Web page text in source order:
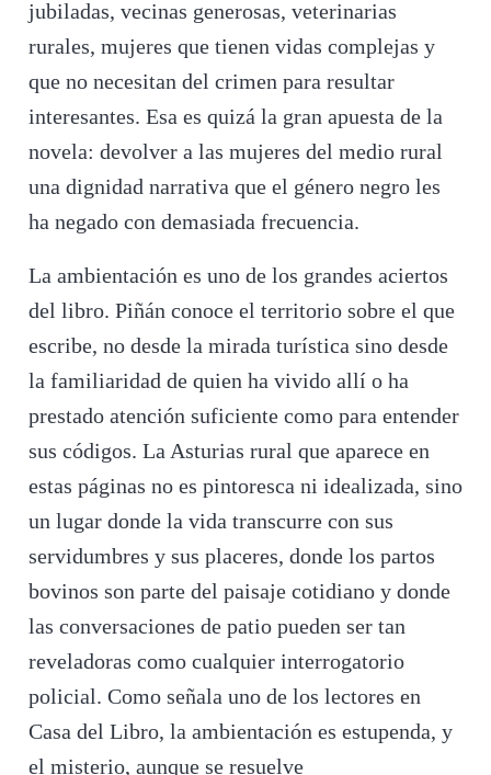
jubiladas, vecinas generosas, veterinarias
rurales, mujeres que tienen vidas complejas y
que no necesitan del crimen para resultar
interesantes. Esa es quizá la gran apuesta de la
novela: devolver a las mujeres del medio rural
una dignidad narrativa que el género negro les
ha negado con demasiada frecuencia.
La ambientación es uno de los grandes aciertos
del libro. Piñán conoce el territorio sobre el que
escribe, no desde la mirada turística sino desde
la familiaridad de quien ha vivido allí o ha
prestado atención suficiente como para entender
sus códigos. La Asturias rural que aparece en
estas páginas no es pintoresca ni idealizada, sino
un lugar donde la vida transcurre con sus
servidumbres y sus placeres, donde los partos
bovinos son parte del paisaje cotidiano y donde
las conversaciones de patio pueden ser tan
reveladoras como cualquier interrogatorio
policial. Como señala uno de los lectores en
Casa del Libro, la ambientación es estupenda, y
el misterio, aunque se resuelve